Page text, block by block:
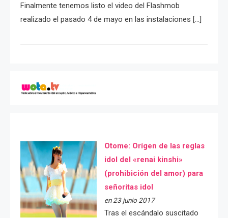
Finalmente tenemos listo el video del Flashmob
realizado el pasado 4 de mayo en las instalaciones […]
Otome: Orígen de las reglas
idol del «renai kinshi»
(prohibición del amor) para
señoritas idol
en 23 junio 2017
Tras el escándalo suscitado